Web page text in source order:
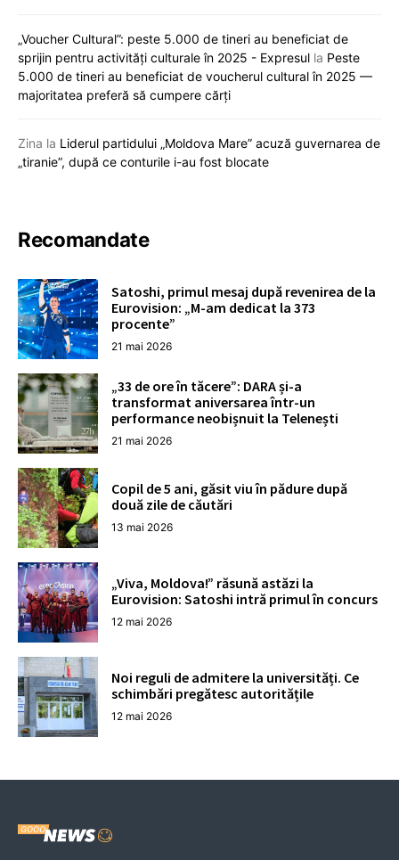
„Voucher Cultural”: peste 5.000 de tineri au beneficiat de
sprijin pentru activități culturale în 2025 - Expresul la Peste
5.000 de tineri au beneficiat de voucherul cultural în 2025 —
majoritatea preferă să cumpere cărți
Zina la Liderul partidului „Moldova Mare” acuză guvernarea de
„tiranie”, după ce conturile i-au fost blocate
Recomandate
Satoshi, primul mesaj după revenirea de la
Eurovision: „M-am dedicat la 373
procente”
21 mai 2026
„33 de ore în tăcere”: DARA și-a
transformat aniversarea într-un
performance neobișnuit la Telenești
21 mai 2026
Copil de 5 ani, găsit viu în pădure după
două zile de căutări
13 mai 2026
„Viva, Moldova!” răsună astăzi la
Eurovision: Satoshi intră primul în concurs
12 mai 2026
Noi reguli de admitere la universități. Ce
schimbări pregătesc autoritățile
12 mai 2026